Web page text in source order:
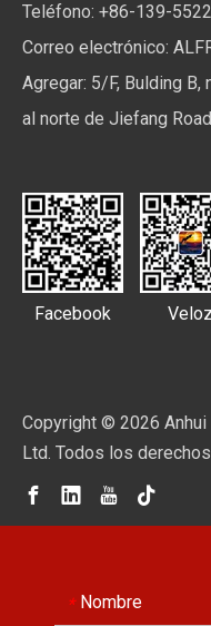
Teléfono: +86-139-
Correo electrónico:
Agregar: 5/F, Bulding B,
al norte de Jiefang
Facebook Veloz
Copyright © 2026
Ltd. Todos los
* Nombre